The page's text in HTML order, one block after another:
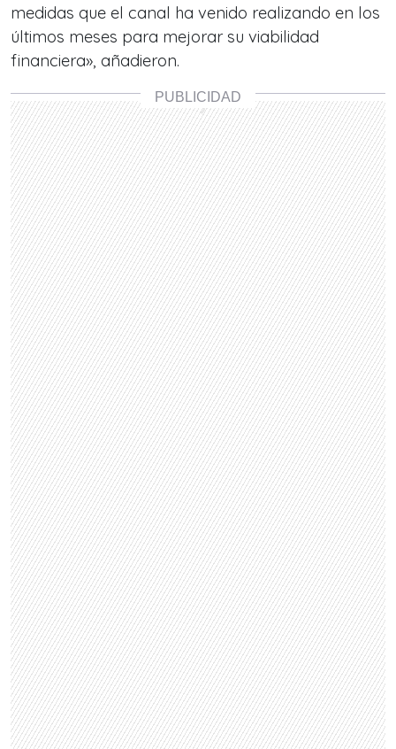
medidas que el canal ha venido realizando en los
últimos meses para mejorar su viabilidad
financiera», añadieron.